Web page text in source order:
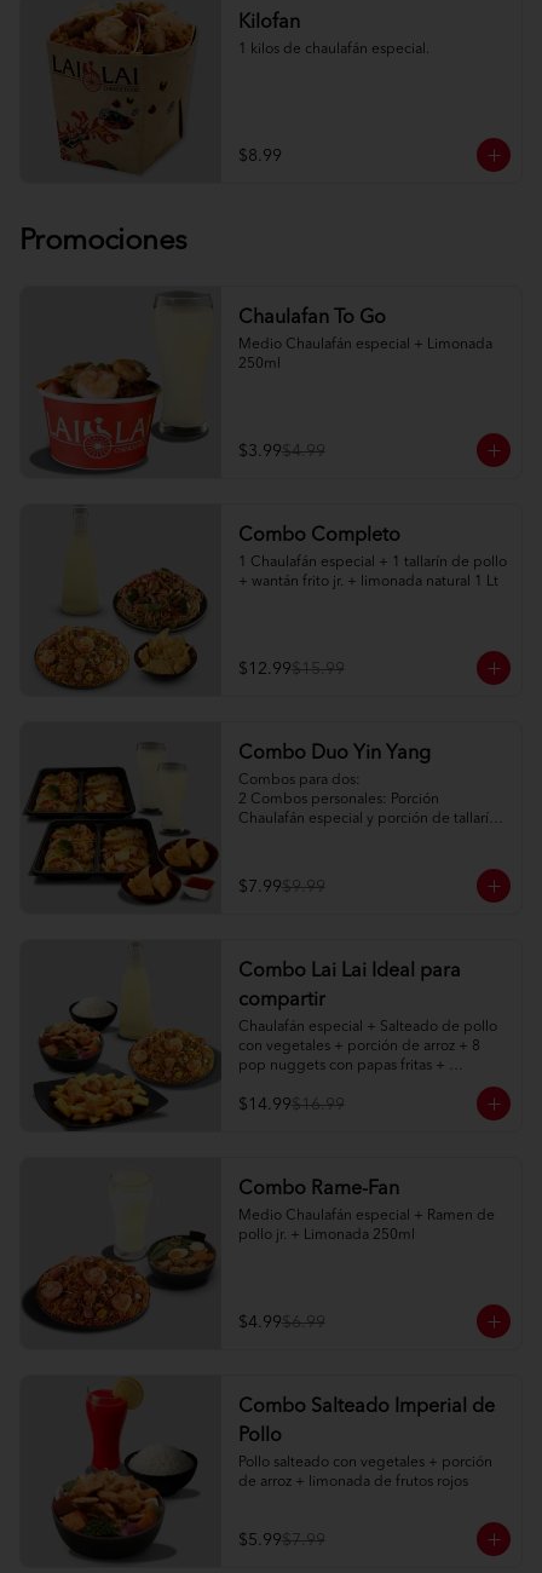
Kilofan
1 kilos de chaulafán especial.
$8.99
Promociones
Chaulafan To Go
Medio Chaulafán especial + Limonada
250ml
$3.99$4.99
Combo Completo
1 Chaulafán especial + 1 tallarín de pollo
+ wantán frito jr. + limonada natural 1 Lt
$12.99$15.99
Combo Duo Yin Yang
Combos para dos:
2 Combos personales: Porción
Chaulafán especial y porción de tallarín
agridulce
2 limonadas naturales 250ml
$7.99$9.99
Combo Lai Lai Ideal para
compartir
Chaulafán especial + Salteado de pollo
con vegetales + porción de arroz + 8
pop nuggets con papas fritas +
$14.99$16.99
Combo Rame-Fan
Medio Chaulafán especial + Ramen de
pollo jr. + Limonada 250ml
$4.99$6.99
Combo Salteado Imperial de
Pollo
Pollo salteado con vegetales + porción
de arroz + limonada de frutos rojos
$5.99$7.99